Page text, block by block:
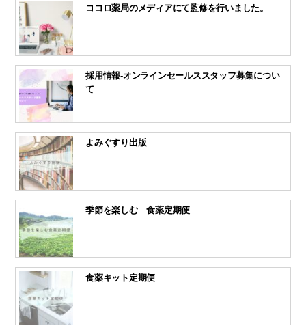
ココロ薬局のメディアにて監修を行いました。
採用情報-オンラインセールススタッフ募集につい
て
よみぐすり出版
季節を楽しむ 食薬定期便
食薬キット定期便